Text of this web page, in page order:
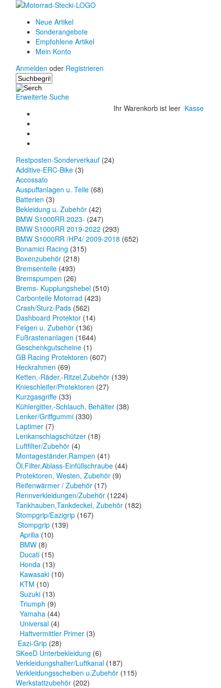
Neue Artikel
Sonderangebote
Empfohlene Artikel
Mein Konto
Anmelden oder Registrieren
Erweiterte Suche
Ihr Warenkorb ist leer Kasse
Restposten-Sonderverkauf (24)
Additive-ERC-Bike (3)
Accossato
Auspuffanlagen u. Teile (68)
Batterien (3)
Bekleidung u. Zubehör (42)
BMW S1000RR 2023- (247)
BMW S1000RR 2019-2022 (293)
BMW S1000RR /HP4/ 2009-2018 (652)
Bonamici Racing (315)
Boxenzubehör (218)
Bremsenteile (493)
Bremspumpen (26)
Brems- Kupplungshebel (510)
Carbonteile Motorrad (423)
Crash/Sturz-Pads (562)
Dashboard Protektor (14)
Felgen u. Zubehör (136)
Fußrastenanlagen (1644)
Geschenkgutscheine (1)
GB Racing Protektoren (607)
Heckrahmen (69)
Ketten,-Räder,-Ritzel,Zubehör (139)
Knieschleifer/Protektoren (27)
Kurzgasgriffe (33)
Kühlergitter,-Schlauch, Behälter (38)
Lenker/Griffgummi (330)
Laptimer (7)
Lenkanschlagschützer (18)
Luftfilter/Zubehör (4)
Montageständer,Rampen (41)
Öl,Filter,Ablass-Einfüllschraube (44)
Protektoren, Westen, Zubehör (9)
Reifenwärmer / Zubehör (17)
Rennverkleidungen/Zubehör (1224)
Tankhauben,Tankdeckel, Zubehör (182)
Stompgrip/Eazigrip (167)
Stompgrip (139)
Aprilia (10)
BMW (8)
Ducati (15)
Honda (13)
Kawasaki (10)
KTM (10)
Suzuki (13)
Triumph (9)
Yamaha (44)
Universal (4)
Haftvermittler Primer (3)
Eazi-Grip (28)
SKeeD Unterbekleidung (6)
Verkleidungshalter/Luftkanal (187)
Verkleidungsscheiben u.Zubehör (115)
Werkstattzubehör (202)